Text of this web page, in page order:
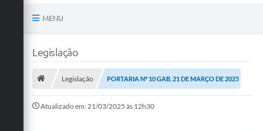
MENU
Legislação
Legislação PORTARIA Nº 10 GAB, 21 DE MARÇO DE 2025
Atualizado em: 21/03/2025 às 12h30